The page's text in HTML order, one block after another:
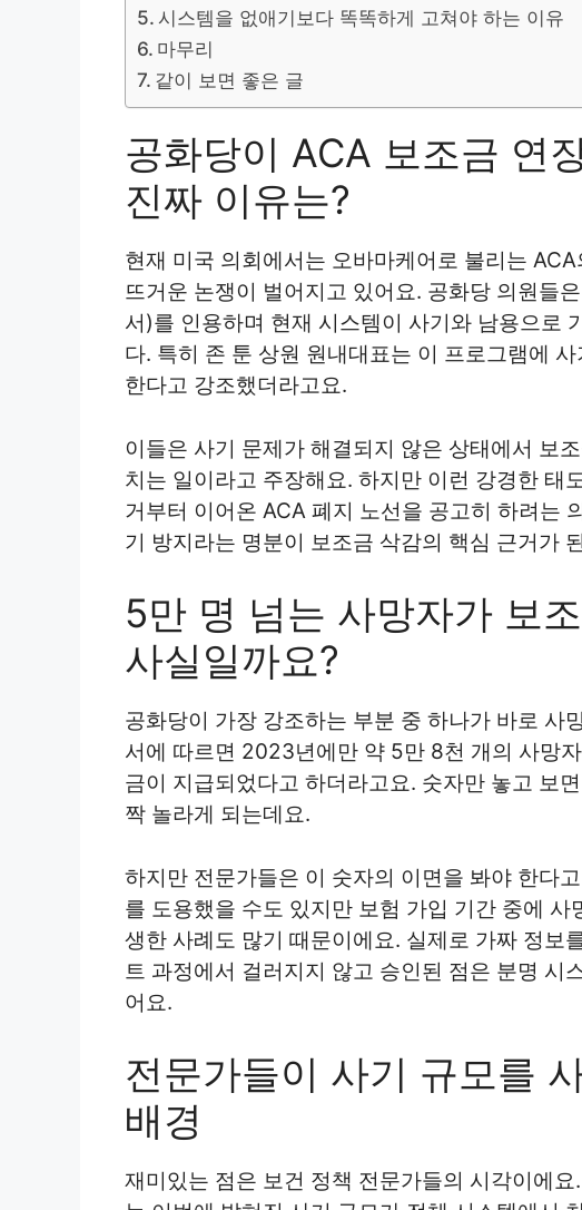
시스템을 없애기보다 똑똑하게 고쳐야 하는 이유
마무리
같이 보면 좋은 글
공화당이 ACA 보조금 연
진짜 이유는?
현재 미국 의회에서는 오바마케어로 불리는
뜨거운 논쟁이 벌어지고 있어요. 공화당 의원들
서)를 인용하며 현재 시스템이 사기와 남용으로
다. 특히 존 툰 상원 원내대표는 이 프로그램에
한다고 강조했더라고요.
이들은 사기 문제가 해결되지 않은 상태에서 보
치는 일이라고 주장해요. 하지만 이런 강경한 태
거부터 이어온 ACA 폐지 노선을 공고히 하려는
기 방지라는 명분이 보조금 삭감의 핵심 근거가
5만 명 넘는 사망자가 보
사실일까요?
공화당이 가장 강조하는 부분 중 하나가 바로 사
서에 따르면 2023년에만 약 5만 8천 개의 사망
금이 지급되었다고 하더라고요. 숫자만 놓고 보
짝 놀라게 되는데요.
하지만 전문가들은 이 숫자의 이면을 봐야 한다
를 도용했을 수도 있지만 보험 가입 기간 중에
생한 사례도 많기 때문이에요. 실제로 가짜 정보
트 과정에서 걸러지지 않고 승인된 점은 분명 시
어요.
전문가들이 사기 규모를
배경
재미있는 점은 보건 정책 전문가들의 시각이에